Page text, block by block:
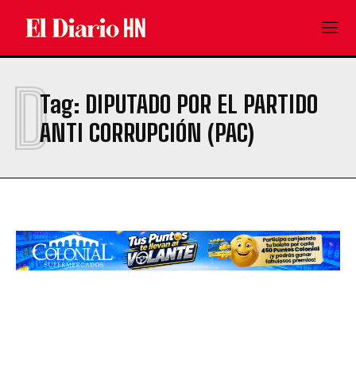
Tag: DIPUTADO POR EL PARTIDO
ANTI CORRUPCIÓN (PAC)
D